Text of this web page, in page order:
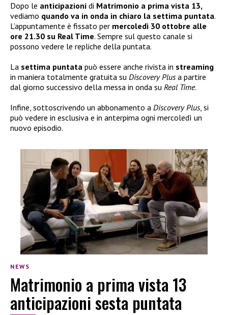
Dopo le anticipazioni di Matrimonio a prima vista 13,
vediamo quando va in onda in chiaro la settima puntata.
L’appuntamente è fissato per mercoledì 30 ottobre alle
ore 21.30 su Real Time. Sempre sul questo canale si
possono vedere le repliche della puntata.
La settima puntata può essere anche rivista in streaming
in maniera totalmente gratuita su Discovery Plusa partire
dal giorno successivo della messa in onda su Real Time.
Infine, sottoscrivendo un abbonamento a Discovery Plus, si
può vedere in esclusiva e in anterpima ogni mercoledì un
nuovo episodio.
NEWS
Matrimonio a prima vista 13
anticipazioni sesta puntata